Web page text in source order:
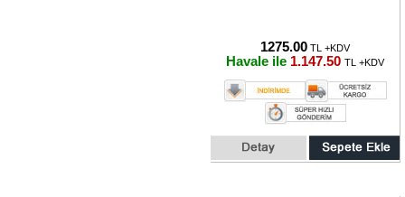
1275.00 TL +KDV
Havale ile 1.147.50 TL +KDV